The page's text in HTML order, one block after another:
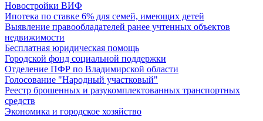
Новостройки ВИФ
Ипотека по ставке 6% для семей, имеющих детей
Выявление правообладателей ранее учтенных объектов
недвижимости
Бесплатная юридическая помощь
Городской фонд социальной поддержки
Отделение ПФР по Владимирской области
Голосование "Народный участковый"
Реестр брошенных и разукомплектованных транспортных
средств
Экономика и городское хозяйство